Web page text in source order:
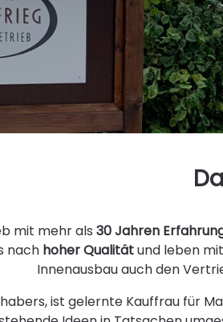
mit mehr als 30 Jahren
nach hoher Qualitätund leben
Innenausbau auch den
ist gelernte Kauffrau für